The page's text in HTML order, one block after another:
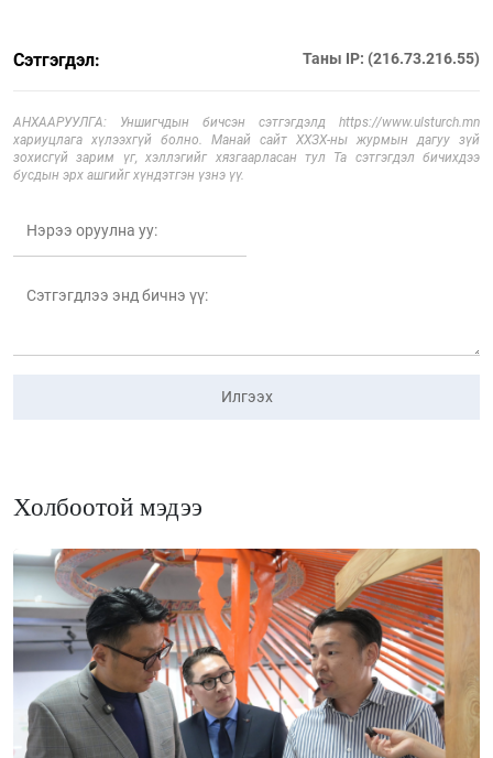
Сэтгэгдэл: Таны IP: (216.73.216.55)
АНХААРУУЛГА: Уншигчдын бичсэн сэтгэгдэлд https://www.ulsturch.mn
хариуцлага хүлээхгүй болно. Манай сайт ХХЗХ-ны журмын дагуу зүй
зохисгүй зарим үг, хэллэгийг хязгаарласан тул Та сэтгэгдэл бичихдээ
бусдын эрх ашгийг хүндэтгэн үзнэ үү.
Илгээх
Холбоотой мэдээ